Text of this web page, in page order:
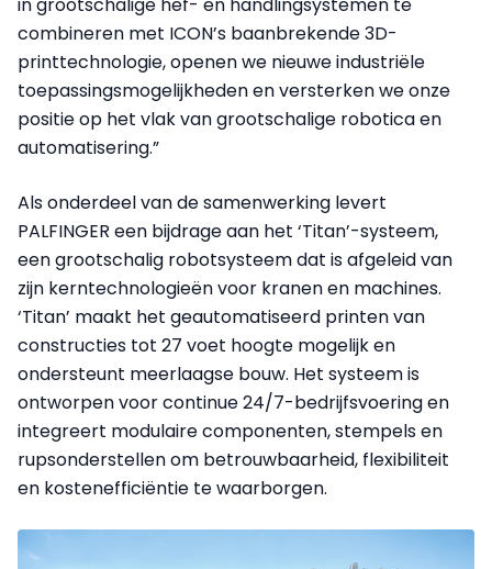
combineren met ICON’s baanbrekende 3D-
printtechnologie, openen we nieuwe industriële
toepassingsmogelijkheden en versterken we onze
positie op het vlak van grootschalige robotica en
automatisering.”
Als onderdeel van de samenwerking levert
PALFINGER een bijdrage aan het ‘Titan’-systeem,
een grootschalig robotsysteem dat is afgeleid van
zijn kerntechnologieën voor kranen en machines.
‘Titan’ maakt het geautomatiseerd printen van
constructies tot 27 voet hoogte mogelijk en
ondersteunt meerlaagse bouw. Het systeem is
ontworpen voor continue 24/7-bedrijfsvoering en
integreert modulaire componenten, stempels en
rupsonderstellen om betrouwbaarheid, flexibiliteit
en kostenefficiëntie te waarborgen.